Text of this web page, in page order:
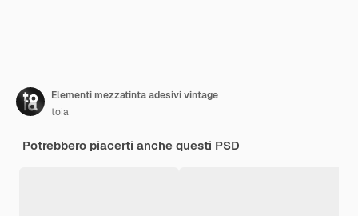
Elementi mezzatinta adesivi vintage
toia
Potrebbero piacerti anche questi PSD